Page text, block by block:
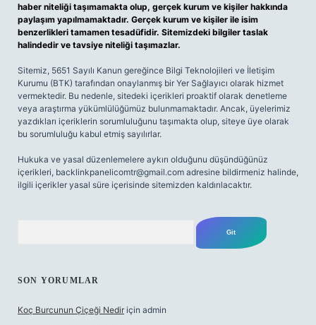
haber niteliği taşımamakta olup, gerçek kurum ve kişiler hakkında
paylaşım yapılmamaktadır. Gerçek kurum ve kişiler ile isim
benzerlikleri tamamen tesadüfidir. Sitemizdeki bilgiler taslak
halindedir ve tavsiye niteliği taşımazlar.
Sitemiz, 5651 Sayılı Kanun gereğince Bilgi Teknolojileri ve İletişim
Kurumu (BTK) tarafından onaylanmış bir Yer Sağlayıcı olarak hizmet
vermektedir. Bu nedenle, sitedeki içerikleri proaktif olarak denetleme
veya araştırma yükümlülüğümüz bulunmamaktadır. Ancak, üyelerimiz
yazdıkları içeriklerin sorumluluğunu taşımakta olup, siteye üye olarak
bu sorumluluğu kabul etmiş sayılırlar.
Hukuka ve yasal düzenlemelere aykırı olduğunu düşündüğünüz
içerikleri, backlinkpanelicomtr@gmail.com adresine bildirmeniz halinde,
ilgili içerikler yasal süre içerisinde sitemizden kaldırılacaktır.
SON YORUMLAR
Koç Burcunun Çiçeği Nedir için admin